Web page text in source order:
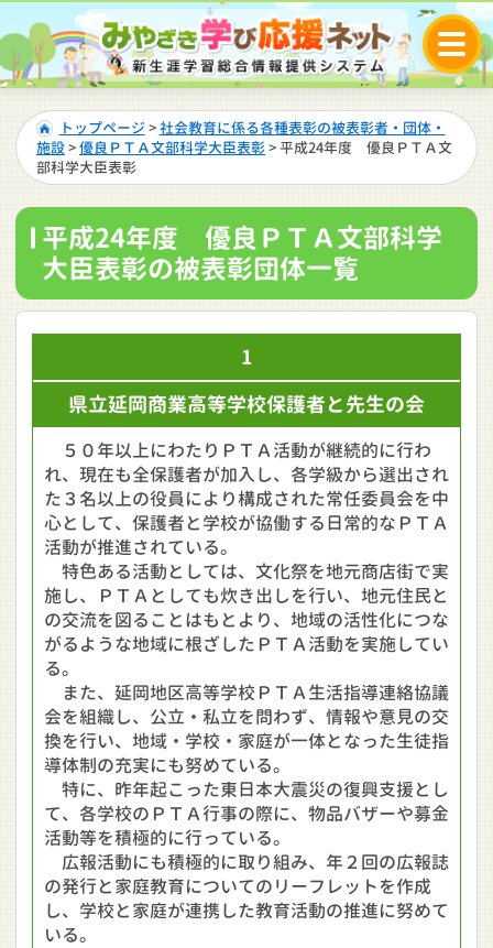
トップページ >社会教育に係る各種表彰の被表彰者・団体・
施設>優良ＰＴＡ文部科学大臣表彰> 平成24年度 優良ＰＴＡ文
部科学大臣表彰
平成24年度 優良ＰＴＡ文部科学
大臣表彰の被表彰団体一覧
1
県立延岡商業高等学校保護者と先生の会
５０年以上にわたりＰＴＡ活動が継続的に行わ
れ、現在も全保護者が加入し、各学級から選出され
た３名以上の役員により構成された常任委員会を中
心として、保護者と学校が協働する日常的なＰＴＡ
活動が推進されている。
特色ある活動としては、文化祭を地元商店街で実
施し、ＰＴＡとしても炊き出しを行い、地元住民と
の交流を図ることはもとより、地域の活性化につな
がるような地域に根ざしたＰＴＡ活動を実施してい
る。
また、延岡地区高等学校ＰＴＡ生活指導連絡協議
会を組織し、公立・私立を問わず、情報や意見の交
換を行い、地域・学校・家庭が一体となった生徒指
導体制の充実にも努めている。
特に、昨年起こった東日本大震災の復興支援とし
て、各学校のＰＴＡ行事の際に、物品バザーや募金
活動等を積極的に行っている。
広報活動にも積極的に取り組み、年２回の広報誌
の発行と家庭教育についてのリーフレットを作成
し、学校と家庭が連携した教育活動の推進に努めて
いる。